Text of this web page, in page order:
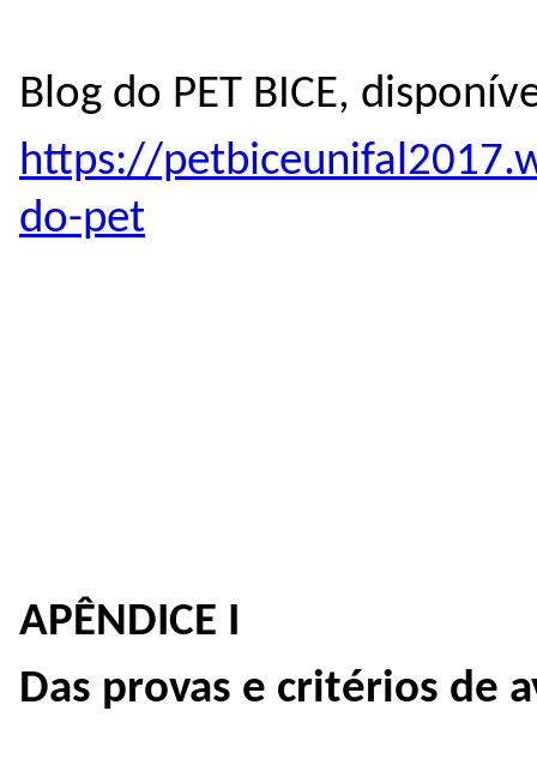
Blog do PET BICE,
https://
do-pet
APÊNDICE I
Das provas e critérios de